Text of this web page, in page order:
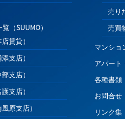
（SUUMO）
賃貸）
支店）
支店）
支店）
原支店）
売り
売買
マンショ
アパート
各種書類
お問合せ
リンク集